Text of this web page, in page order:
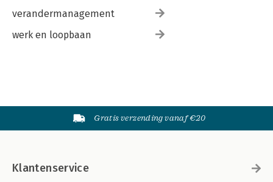
verandermanagement
werk en loopbaan
Gratis verzending vanaf €20
Klantenservice